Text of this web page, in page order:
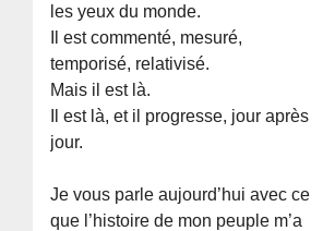
les yeux du monde.
Il est commenté, mesuré,
temporisé, relativisé.
Mais il est là.
Il est là, et il progresse, jour après
jour.
Je vous parle aujourd’hui avec ce
que l’histoire de mon peuple m’a